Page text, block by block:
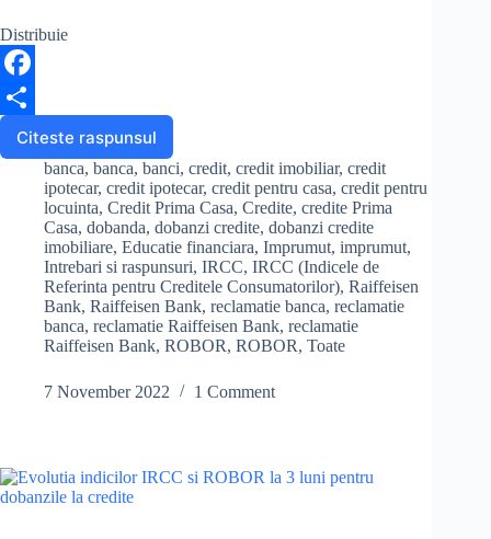
Distribuie
F
Citeste raspunsul
De
ce
primesc
mesaje
la
intervale
de
timp
neregulate
ca
rata
bancara
Casa
se
banca, banca, banci, credit, credit imobiliar, credit
ipotecar, credit ipotecar, credit pentru casa, credit pentru
locuinta, Credit Prima Casa, Credite, credite Prima
Casa, dobanda, dobanzi credite, dobanzi credite
imobiliare, Educatie financiara, Imprumut, imprumut,
Intrebari si raspunsuri, IRCC, IRCC (Indicele de
Referinta pentru Creditele Consumatorilor), Raiffeisen
Bank, Raiffeisen Bank, reclamatie banca, reclamatie
banca, reclamatie Raiffeisen Bank, reclamatie
Raiffeisen Bank, ROBOR, ROBOR, Toate
7 November 2022 1 Comment